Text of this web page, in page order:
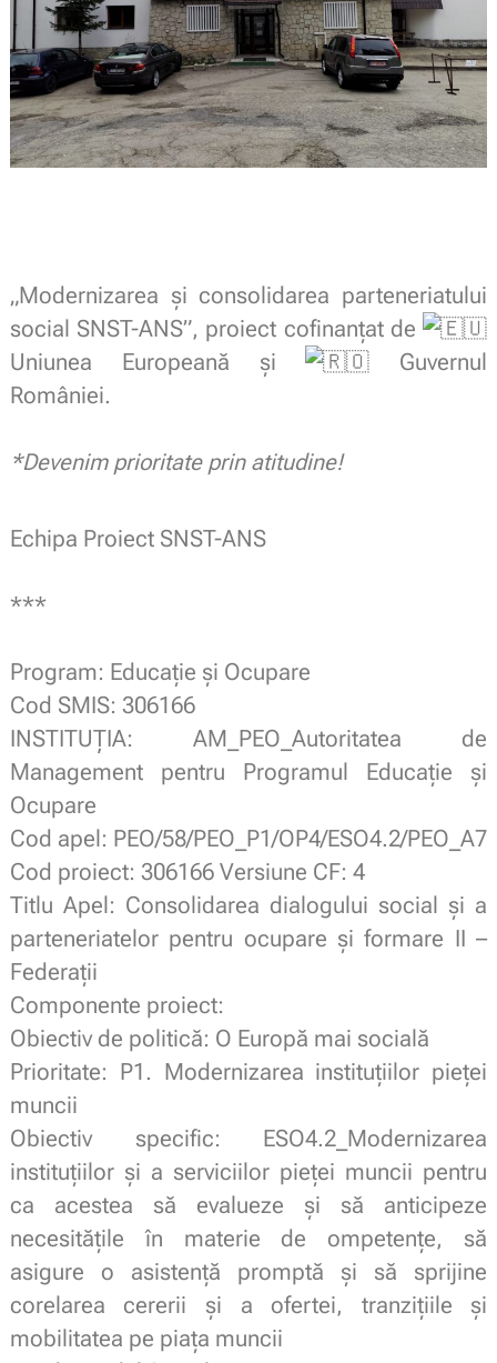
„Modernizarea și consolidarea parteneriatului
social SNST-ANS”, proiect cofinanțat de
Uniunea Europeană și
Guvernul
României.
*Devenim prioritate prin atitudine!
Echipa Proiect SNST-ANS
***
Program: Educație și Ocupare
Cod SMIS: 306166
INSTITUȚIA: AM_PEO_Autoritatea de
Management pentru Programul Educație și
Ocupare
Cod apel: PEO/58/PEO_P1/OP4/ESO4.2/PEO_A7
Cod proiect: 306166 Versiune CF: 4
Titlu Apel: Consolidarea dialogului social și a
parteneriatelor pentru ocupare și formare II –
Federații
Componente proiect:
Obiectiv de politică: O Europă mai socială
Prioritate: P1. Modernizarea instituțiilor pieței
muncii
Obiectiv specific: ESO4.2_Modernizarea
instituțiilor și a serviciilor pieței muncii pentru
ca acestea să evalueze și să anticipeze
necesitățile în materie de ompetențe, să
asigure o asistență promptă și să sprijine
corelarea cererii și a ofertei, tranzițiile și
mobilitatea pe piața muncii